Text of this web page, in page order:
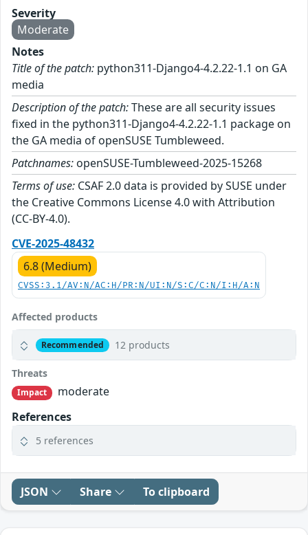
Severity
Moderate
Notes
Title of the patch: python311-Django4-4.2.22-1.1 on GA
media
Description of the patch:These are all security issues
fixed in the python311-Django4-4.2.22-1.1 package on
the GA media of openSUSE Tumbleweed.
Patchnames: openSUSE-Tumbleweed-2025-15268
Terms of use: CSAF 2.0 data is provided by SUSE under
the Creative Commons License 4.0 with Attribution
(CC-BY-4.0).
CVE-2025-48432
6.8 (Medium)
CVSS:3.1/AV:N/AC:H/PR:N/UI:N/S:C/C:N/I:H/A:N
Affected products
Recommended 12 products
Threats
Impact
moderate
References
5 references
JSON Share To clipboard